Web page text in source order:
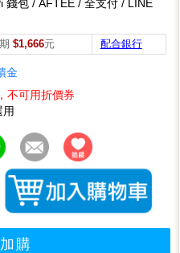
錢包 / AFTEE / 全支付 / LINE
$1,666元 配合銀行
金
不可用折價券
用
購